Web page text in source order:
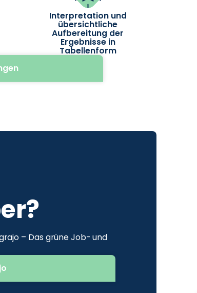
Interpretation und
übersichtliche
Aufbereitung der
Ergebnisse in
Tabellenform
– Das grüne Job- und